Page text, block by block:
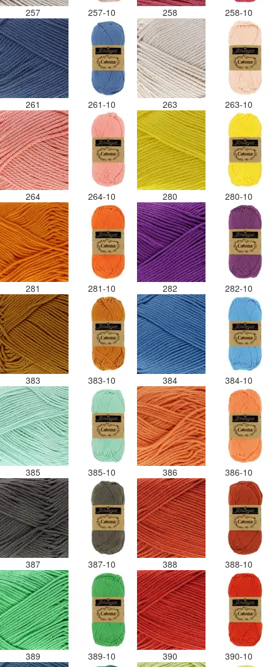
257 257-10 258 258-10
261 261-10 263 263-10
264 264-10 280 280-10
281 281-10 282 282-10
383 383-10 384 384-10
385 385-10 386 386-10
387 387-10 388 388-10
389 389-10 390 390-10